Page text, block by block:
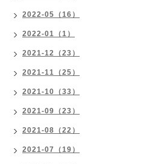
2022-05（16）
2022-01（1）
2021-12（23）
2021-11（25）
2021-10（33）
2021-09（23）
2021-08（22）
2021-07（19）